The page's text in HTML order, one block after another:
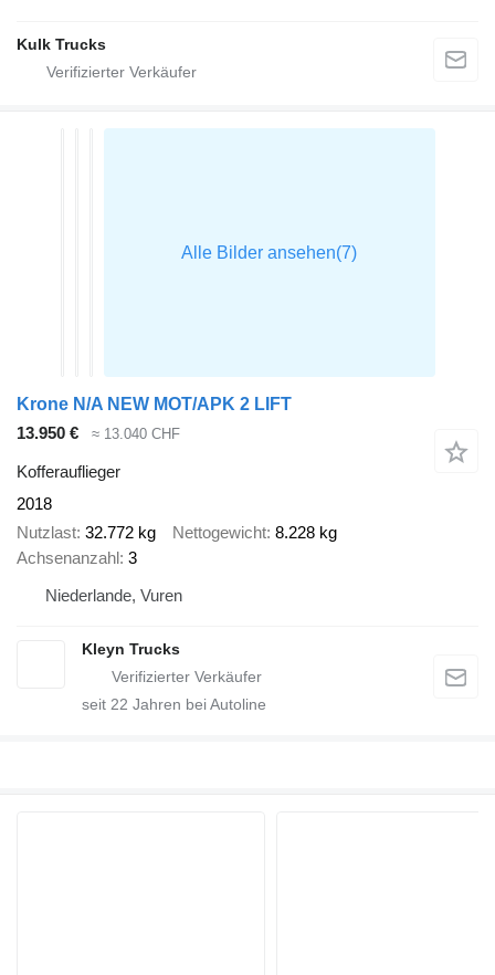
Kulk Trucks
Krone N/A NEW MOT/APK 2 LIFT
13.950 €
≈ 13.040 CHF
Kofferauflieger
2018
Nutzlast 32.772 kg Nettogewicht 8.228 kg
Achsenanzahl 3
Niederlande, Vuren
Kleyn Trucks
seit 22 Jahren bei Autoline